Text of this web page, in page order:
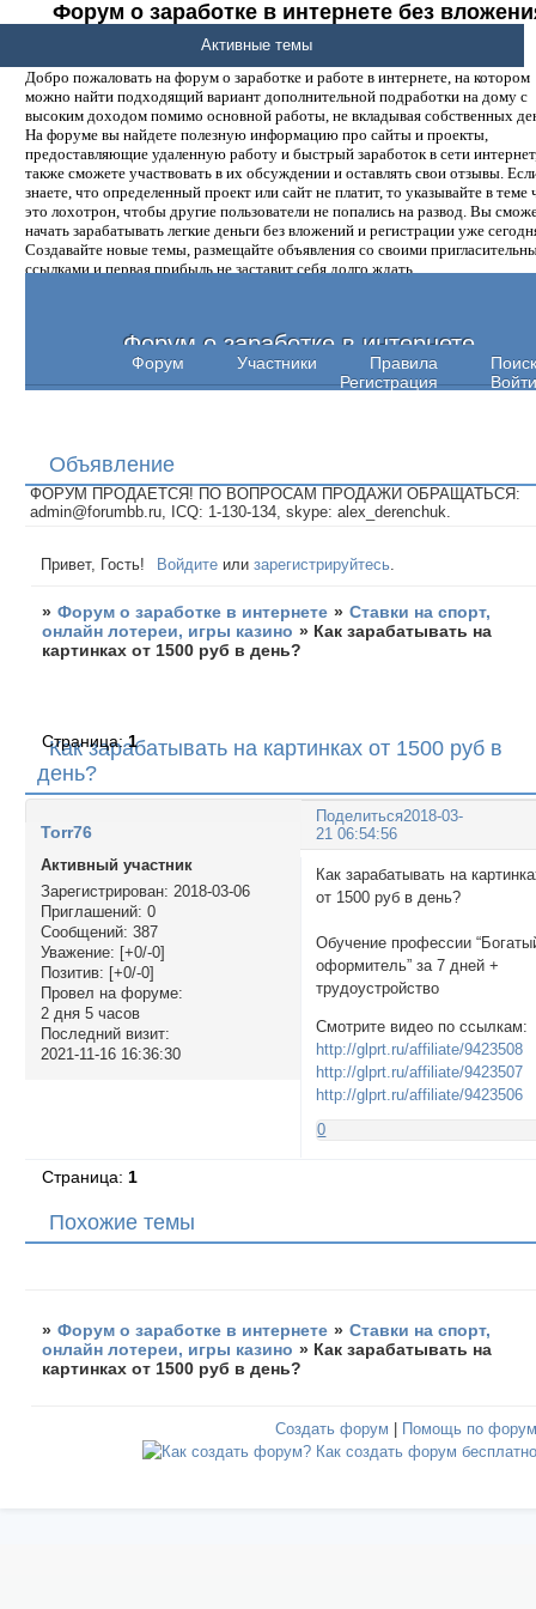
Форум о заработке в интернете без
денег.
Добро пожаловать на форум о заработке и работе в интернете, на котором
можно найти подходящий вариант дополнительной подработки на дому с
высоким доходом помимо основной работы, не вкладывая собственных
На форуме вы найдете полезную информацию про сайты и проекты,
предоставляющие удаленную работу и быстрый заработок в сети
также сможете участвовать в их обсуждении и оставлять свои отзывы.
знаете, что определенный проект или сайт не платит, то указывайте в теме
это лохотрон, чтобы другие пользователи не попались на развод. Вы
начать зарабатывать легкие деньги без вложений и регистрации уже
Создавайте новые темы, размещайте объявления со своими
ссылками и первая прибыль не заставит себя долго ждать.
Форум о заработке в интернете
Форум Участники Правила
Поиск
Регистрация
Войти
Активные темы
Объявление
ФОРУМ ПРОДАЕТСЯ! ПО ВОПРОСАМ ПРОДАЖИ ОБРАЩАТЬСЯ:
admin@forumbb.ru, ICQ: 1-130-134, skype: alex_derenchuk.
Привет, Гость! Войдите илизарегистрируйтесь
» Форум о заработке в интернете » Ставки на спорт,
онлайн лотереи, игры казино » Как зарабатывать на
картинках от 1500 руб в день?
Как зарабатывать на картинках от 1500 руб в
день?
Страница:1
Поделиться2018-03-
21 06:54:56
Torr76
Активный участник
Зарегистрирован: 2018-03-06
Приглашений: 0
Сообщений: 387
Уважение: [+0/-0]
Позитив: [+0/-0]
Провел на форуме:
2 дня 5 часов
Последний визит:
2021-11-16 16:36:30
Как зарабатывать на
от 1500 руб в
Обучение профессии
оформитель” за 7 дней +
трудоустройство
Смотрите видео по ссылкам:
http://glprt.ru/affiliate/9423508
http://glprt.ru/affiliate/9423507
http://glprt.ru/affiliate/9423506
0
Страница: 1
Похожие темы
» Форум о заработке в интернете » Ставки на спорт,
онлайн лотереи, игры казино » Как зарабатывать на
картинках от 1500 руб в день?
Создать форум Помощь по